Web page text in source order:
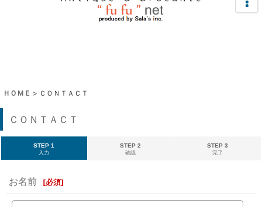
ＨＯＭＥ > ＣＯＮＴＡＣＴ
ＣＯＮＴＡＣＴ
STEP 1
入力
STEP 2
確認
STEP 3
完了
お名前 [必須]